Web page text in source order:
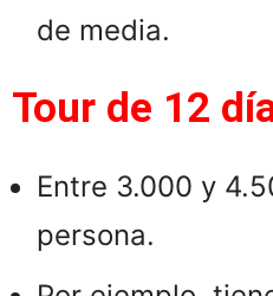
de media.
Tour de 12
Entre 3.000 y
persona.​